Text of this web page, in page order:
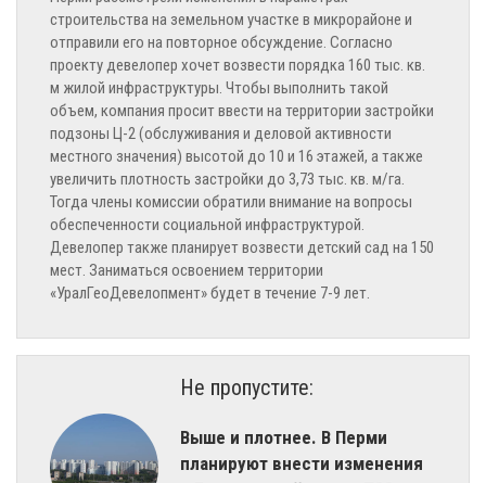
строительства на земельном участке в микрорайоне и
отправили его на повторное обсуждение. Согласно
проекту девелопер хочет возвести порядка 160 тыс. кв.
м жилой инфраструктуры. Чтобы выполнить такой
объем, компания просит ввести на территории застройки
подзоны Ц-2 (обслуживания и деловой активности
местного значения) высотой до 10 и 16 этажей, а также
увеличить плотность застройки до 3,73 тыс. кв. м/га.
Тогда члены комиссии обратили внимание на вопросы
обеспеченности социальной инфраструктурой.
Девелопер также планирует возвести детский сад на 150
мест. Заниматься освоением территории
«УралГеоДевелопмент» будет в течение 7-9 лет.
Не пропустите:
​Выше и плотнее. ​В Перми
планируют внести изменения